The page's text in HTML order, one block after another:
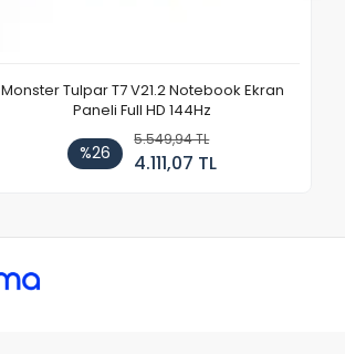
Monster Tulpar T7 V21.2 Notebook Ekran
Paneli Full HD 144Hz
%26
5.549,94 TL
4.111,07 TL